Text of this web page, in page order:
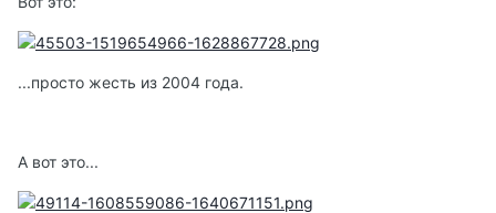
...просто жесть из 2004 года.
А вот это...